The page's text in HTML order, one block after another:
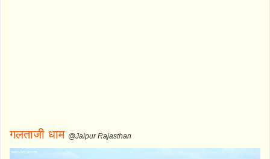
गलताजी धाम @Jaipur Rajasthan